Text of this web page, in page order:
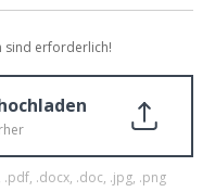
sind erforderlich!
.pdf, .docx, .doc, .jpg, .png